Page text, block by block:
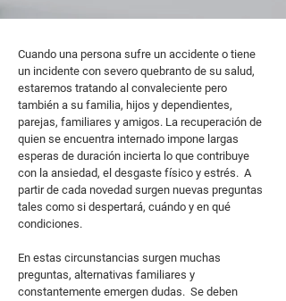
Cuando una persona sufre un accidente o tiene
un incidente con severo quebranto de su salud,
estaremos tratando al convaleciente pero
también a su familia, hijos y dependientes,
parejas, familiares y amigos. La recuperación de
quien se encuentra internado impone largas
esperas de duración incierta lo que contribuye
con la ansiedad, el desgaste físico y estrés. A
partir de cada novedad surgen nuevas preguntas
tales como si despertará, cuándo y en qué
condiciones.
En estas circunstancias surgen muchas
preguntas, alternativas familiares y
constantemente emergen dudas. Se deben